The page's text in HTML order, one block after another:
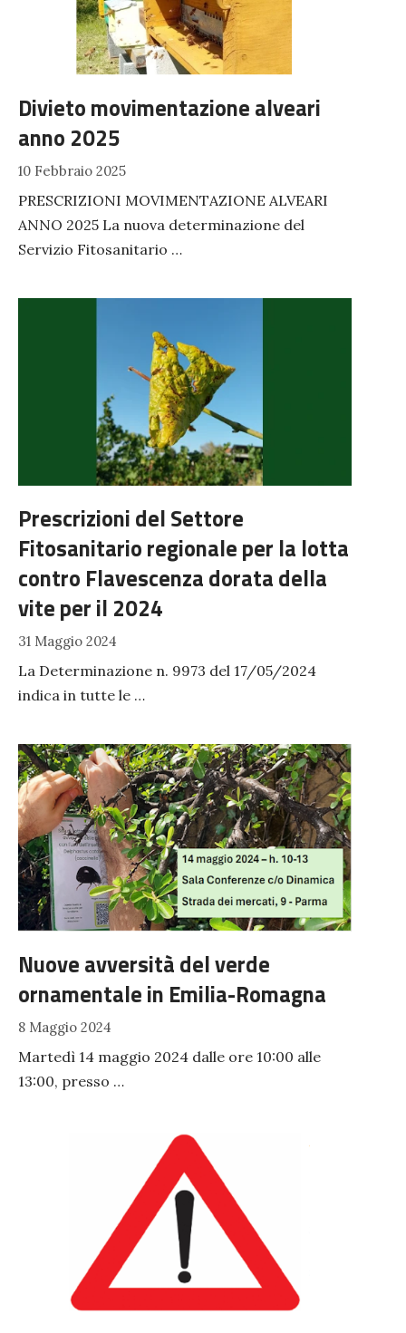
Divieto movimentazione alveari
anno 2025
10 Febbraio 2025
PRESCRIZIONI MOVIMENTAZIONE ALVEARI
ANNO 2025 La nuova determinazione del
Servizio Fitosanitario …
Prescrizioni del Settore
Fitosanitario regionale per la lotta
contro Flavescenza dorata della
vite per il 2024
31 Maggio 2024
La Determinazione n. 9973 del 17/05/2024
indica in tutte le …
Nuove avversità del verde
ornamentale in Emilia-Romagna
8 Maggio 2024
Martedì 14 maggio 2024 dalle ore 10:00 alle
13:00, presso …
PRECEDENTE